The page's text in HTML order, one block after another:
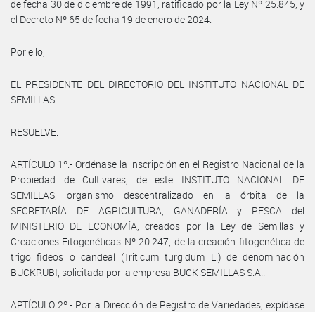
de fecha 30 de diciembre de 1991, ratificado por la Ley Nº 25.845, y
el Decreto Nº 65 de fecha 19 de enero de 2024.
Por ello,
EL PRESIDENTE DEL DIRECTORIO DEL INSTITUTO NACIONAL DE
SEMILLAS
RESUELVE:
ARTÍCULO 1º.- Ordénase la inscripción en el Registro Nacional de la
Propiedad de Cultivares, de este INSTITUTO NACIONAL DE
SEMILLAS, organismo descentralizado en la órbita de la
SECRETARÍA DE AGRICULTURA, GANADERÍA y PESCA del
MINISTERIO DE ECONOMÍA, creados por la Ley de Semillas y
Creaciones Fitogenéticas Nº 20.247, de la creación fitogenética de
trigo fideos o candeal (Triticum turgidum L.) de denominación
BUCKRUBI, solicitada por la empresa BUCK SEMILLAS S.A..
ARTÍCULO 2º.- Por la Dirección de Registro de Variedades, expídase